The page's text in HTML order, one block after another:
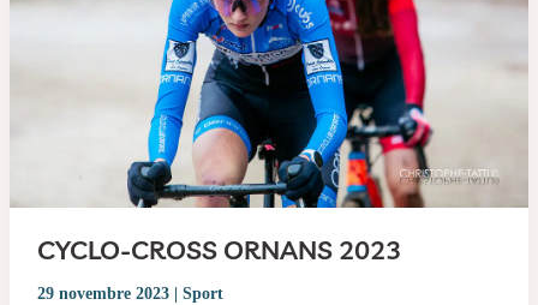
CYCLO-CROSS ORNANS 2023
29 novembre 2023 Sport